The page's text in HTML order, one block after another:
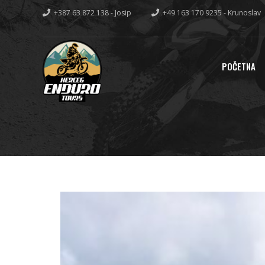
+387 63 872 138 - Josip +49 163 170 9235 - Krunoslav
POČETNA